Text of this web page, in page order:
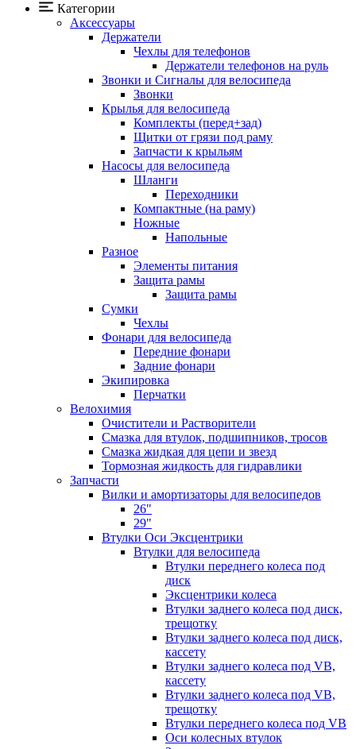
Категории
Аксессуары
Держатели
Чехлы для телефонов
Держатели телефонов на руль
Звонки и Сигналы для велосипеда
Звонки
Крылья для велосипеда
Комплекты (перед+зад)
Щитки от грязи под раму
Запчасти к крыльям
Насосы для велосипеда
Шланги
Переходники
Компактные (на раму)
Ножные
Напольные
Разное
Элементы питания
Защита рамы
Защита рамы
Сумки
Чехлы
Фонари для велосипеда
Передние фонари
Задние фонари
Экипировка
Перчатки
Велохимия
Очистители и Растворители
Смазка для втулок, подшипников, тросов
Смазка жидкая для цепи и звезд
Тормозная жидкость для гидравлики
Запчасти
Вилки и амортизаторы для велосипедов
26"
29"
Втулки Оси Эксцентрики
Втулки для велосипеда
Втулки переднего колеса под
диск
Эксцентрики колеса
Втулки заднего колеса под диск,
трещотку
Втулки заднего колеса под диск,
кассету
Втулки заднего колеса под VB,
кассету
Втулки заднего колеса под VB,
трещотку
Втулки переднего колеса под VB
Оси колесных втулок